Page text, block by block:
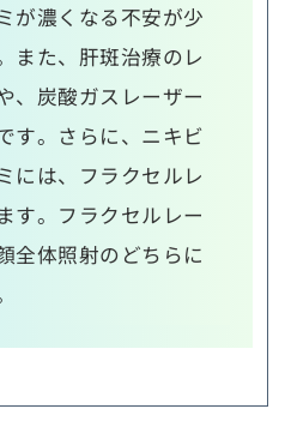
が濃くなる不安が少
また、肝斑治療のレ
、炭酸ガスレーザー
す。さらに、ニキビ
には、フラクセルレ
す。フラクセルレー
全体照射のどちらに